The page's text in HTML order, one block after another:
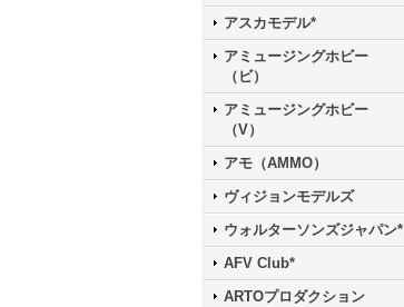
アスカモデル*
アミュージングホビー
（ビ）
アミュージングホビー
（V）
アモ（AMMO）
ヴィジョンモデルズ
ウォルターソンズジャパン*
AFV Club*
ARTOプロダクション